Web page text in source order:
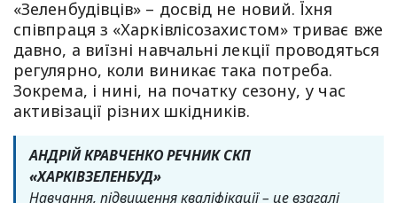
«Зеленбудівців» – досвід не новий. Їхня
співпраця з «Харківлісозахистом» триває вже
давно, а виїзні навчальні лекції проводяться
регулярно, коли виникає така потреба.
Зокрема, і нині, на початку сезону, у час
активізації різних шкідників.
АНДРІЙ КРАВЧЕНКО РЕЧНИК СКП
«ХАРКІВЗЕЛЕНБУД»
Навчання, підвищення кваліфікації – це взагалі